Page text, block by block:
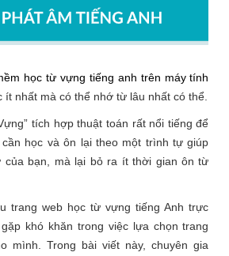
học từ vựng tiếng anh trên máy tính
ít nhất mà có thể nhớ từ lâu nhất có thể.
tích hợp thuật toán rất nổi tiếng để
học và ôn lại theo một trình tự giúp
của bạn, mà lại bỏ ra ít thời gian ôn từ
trang web học từ vựng tiếng Anh trực
khó khăn trong việc lựa chọn trang
mình. Trong bài viết này, chuyên gia